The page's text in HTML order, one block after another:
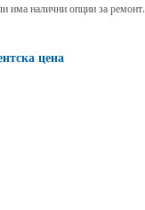
има налични опции за ремонт.
цена